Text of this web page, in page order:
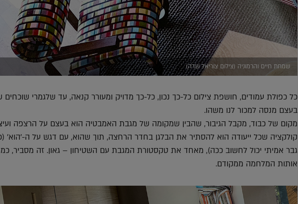
שמחת חיים והרמוניה (צילום צוריאל שדה)
כל כפולת עמודים, חושפת צילום כל-כך נכון, כל-כך מדויק ומעורר קנאה, עד שלגמרי שוכחים
בעצם מנסה למכור לנו משהו.
מקום של כבוד, מקבל הגיבור, שהבין שמקומה של מגבת האמבטיה הוא בעצם על הרצפה
קולקציה שכל ייעודה הוא להסתיר את הבלגן בחדר הרחצה, תוך שהוא, עם דגש על ה-'הוא'
גבר אמיתי יכול לחשוב ככה), מאחד את טקסטורת המגבת עם השטיחון – גאון. זה מסביר,
אותות המלחמה ממקודם.